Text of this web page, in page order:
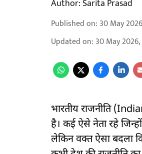
Author:Sarita Prasad
Published on: 30 May
Updated on: 30 May
भारतीय राजनीति
है। कई ऐसे नेता रहे
लेकिन वक्त ऐसा बदला